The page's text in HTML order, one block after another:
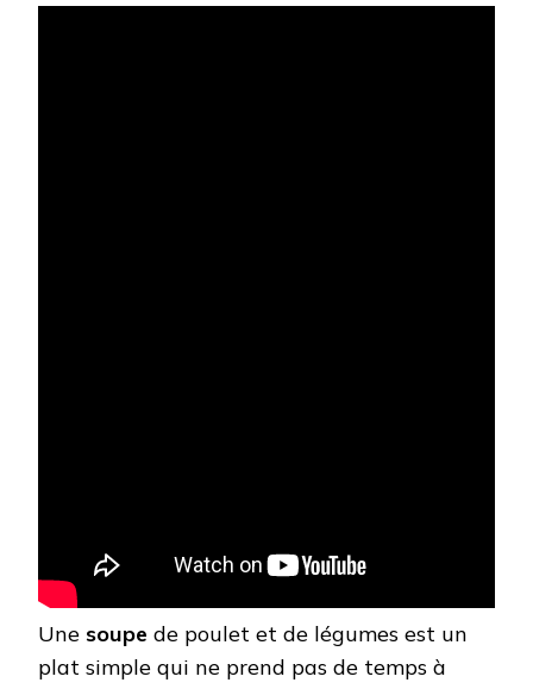
Une soupe de poulet et de légumes est un
plat simple qui ne prend pas de temps à